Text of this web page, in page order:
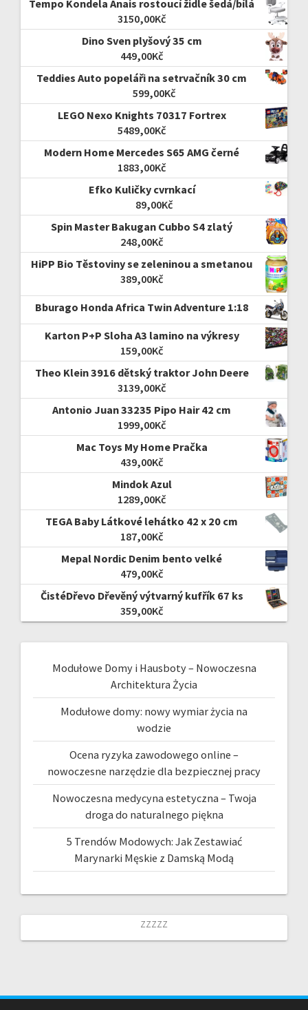
Tempo Kondela Anais rostoucí židle šedá/bílá
3150,00Kč
Dino Sven plyšový 35 cm
449,00Kč
Teddies Auto popeláři na setrvačník 30 cm
599,00Kč
LEGO Nexo Knights 70317 Fortrex
5489,00Kč
Modern Home Mercedes S65 AMG černé
1883,00Kč
Efko Kuličky cvrnkací
89,00Kč
Spin Master Bakugan Cubbo S4 zlatý
248,00Kč
HiPP Bio Těstoviny se zeleninou a smetanou
389,00Kč
Bburago Honda Africa Twin Adventure 1:18
Karton P+P Sloha A3 lamino na výkresy
159,00Kč
Theo Klein 3916 dětský traktor John Deere
3139,00Kč
Antonio Juan 33235 Pipo Hair 42 cm
1999,00Kč
Mac Toys My Home Pračka
439,00Kč
Mindok Azul
1289,00Kč
TEGA Baby Látkové lehátko 42 x 20 cm
187,00Kč
Mepal Nordic Denim bento velké
479,00Kč
ČistéDřevo Dřevěný výtvarný kufřík 67 ks
359,00Kč
Modułowe Domy i Hausboty – Nowoczesna
Architektura Życia
Modułowe domy: nowy wymiar życia na
wodzie
Ocena ryzyka zawodowego online –
nowoczesne narzędzie dla bezpiecznej pracy
Nowoczesna medycyna estetyczna – Twoja
droga do naturalnego piękna
5 Trendów Modowych: Jak Zestawiać
Marynarki Męskie z Damską Modą
zzzzz